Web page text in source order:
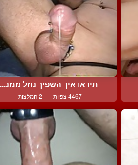
תיראו איך השפיך נוזל ממנ...
4467 צפיות | 2 המלצות